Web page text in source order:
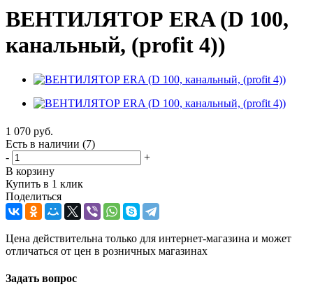
ВЕНТИЛЯТОР ERA (D 100,
канальный, (profit 4))
1 070 руб.
Есть в наличии (7)
-
+
В корзину
Купить в 1 клик
Поделиться
Цена действительна только для интернет-магазина и может
отличаться от цен в розничных магазинах
Задать вопрос